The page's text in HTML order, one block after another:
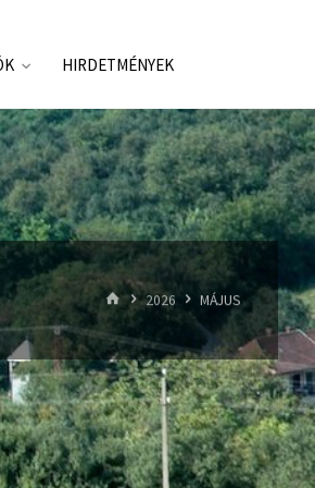
HIRDETMÉNYEK
HOME2026 MÁJUS